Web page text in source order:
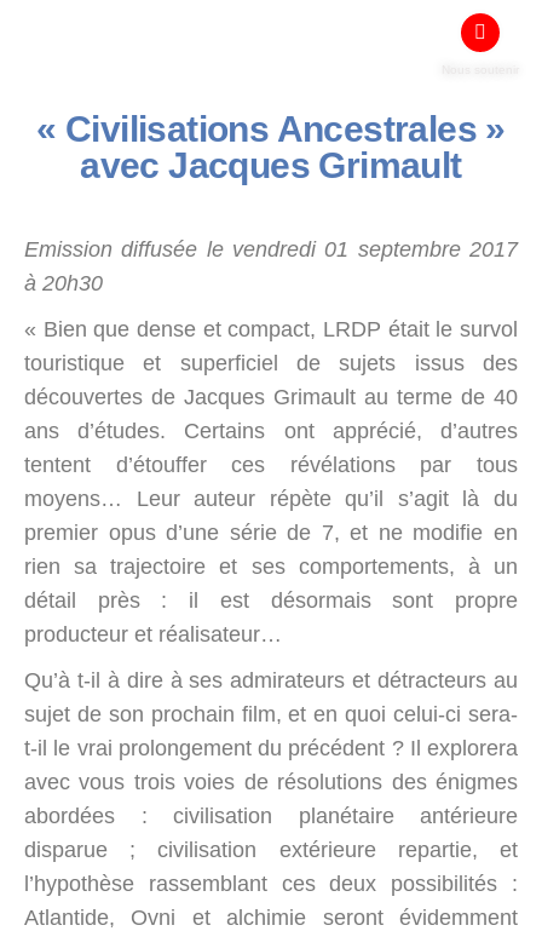
« Civilisations Ancestrales »
avec Jacques Grimault
Emission diffusée le vendredi 01 septembre 2017
à 20h30
« Bien que dense et compact, LRDP était le survol
touristique et superficiel de sujets issus des
découvertes de Jacques Grimault au terme de 40
ans d’études. Certains ont apprécié, d’autres
tentent d’étouffer ces révélations par tous
moyens… Leur auteur répète qu’il s’agit là du
premier opus d’une série de 7, et ne modifie en
rien sa trajectoire et ses comportements, à un
détail près : il est désormais sont propre
producteur et réalisateur…
Qu’à t-il à dire à ses admirateurs et détracteurs au
sujet de son prochain film, et en quoi celui-ci sera-
t-il le vrai prolongement du précédent ? Il explorera
avec vous trois voies de résolutions des énigmes
abordées : civilisation planétaire antérieure
disparue ; civilisation extérieure repartie, et
l’hypothèse rassemblant ces deux possibilités :
Atlantide, Ovni et alchimie seront évidemment